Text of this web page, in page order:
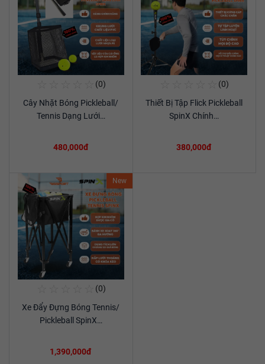
Xem chi tiết
(0)
Cây Nhặt Bóng Pickleball/
Tennis Dạng Lưới…
480,000đ
Xem chi tiết
(0)
Thiết Bị Tập Flick Pickleball
SpinX Chính…
380,000đ
New
Xem chi tiết
(0)
Xe Đẩy Đựng Bóng Tennis/
Pickleball SpinX…
1,390,000đ